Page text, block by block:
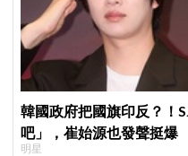
韓國政府把國旗印反？！
吧」，崔始源也發聲挺爆
明星